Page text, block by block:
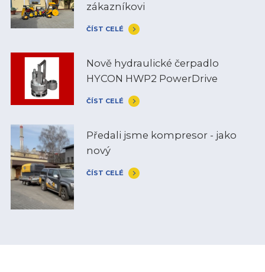
zákazníkovi
ČÍST CELÉ
Nově hydraulické čerpadlo
HYCON HWP2 PowerDrive
ČÍST CELÉ
Předali jsme kompresor - jako
nový
ČÍST CELÉ